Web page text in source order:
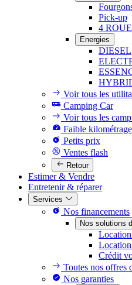
Pick-up
4
Energies
DIESEL
Voir tous les
Camping Car
Voir tous les
Faible kilométrage
Petits prix
Ventes flash
Retour
Estimer & Vendre
Entretenir & réparer
Services
Nos financements
Nos solutions
Crédit
Toutes nos offres
Nos garanties